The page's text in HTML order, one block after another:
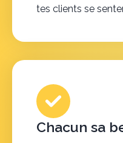
tes clients se
Chacun sa